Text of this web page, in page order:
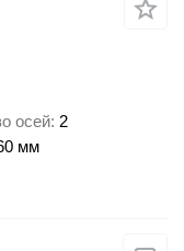
осей 2
мм